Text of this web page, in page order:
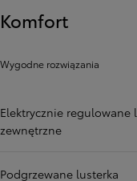
Komfort
Wygodne rozwiązania
Elektrycznie regulowane
zewnętrzne
Podgrzewane lusterka